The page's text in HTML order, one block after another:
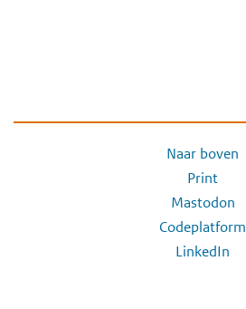
Naar boven
Print
Mastodon
Codeplatform
LinkedIn